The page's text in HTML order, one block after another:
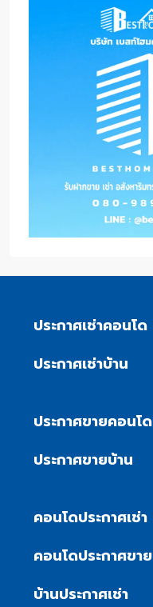
ประกาศเช่าคอนโด
ประกาศเช่าบ้าน
ประกาศขายคอนโด
ประกาศขายบ้าน
คอนโดประกาศเช่า
คอนโดประกาศขาย
บ้านประกาศเช่า